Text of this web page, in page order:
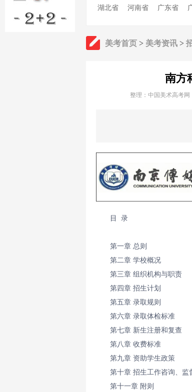
湖北省
河南省 广东省
美考首页 > 美考资讯 >
南方
整理： 中国美术高考网
目 录
第一章 总则
第二章 学校概况
第三章 组织机构与职责
第四章 招生计划
第五章 录取规则
第六章 录取体检标准
第七章 新生注册和复查
第八章 收费标准
第九章 资助学生政策
第十章 招生工作咨询、监
第十一章 附则